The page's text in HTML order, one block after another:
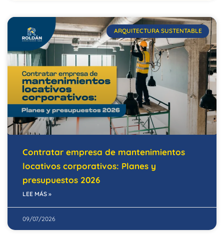
ARQUITECTURA SUSTENTABLE
Contratar empresa de mantenimientos
locativos corporativos: Planes y
presupuestos 2026
LEE MÁS »
09/07/2026